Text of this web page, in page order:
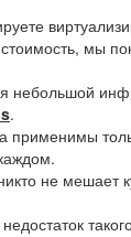
мы
небольшой
.
применимы
не мешает